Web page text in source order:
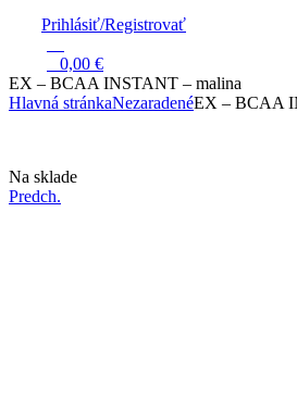
Prihlásiť/Registrovať
0,00 €
EX – BCAA INSTANT – malina
Hlavná stránkaNezaradenéEX – BCAA
Dostupnosť:
Na sklade
Predch.